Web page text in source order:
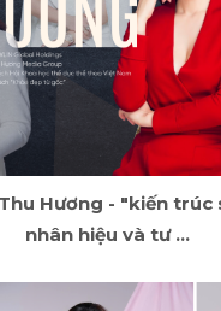
Hương - "kiến trúc
nhân hiệu và tư ...